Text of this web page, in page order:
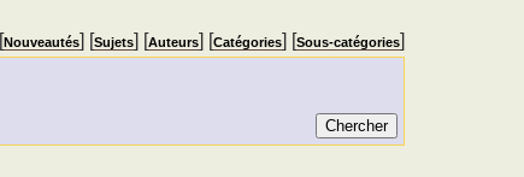
[Nouveautés] [Sujets] [Auteurs] [Catégories] [Sous-catégories]